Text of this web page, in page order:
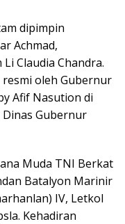
dipimpin
Achmad,
Claudia Chandra.
oleh Gubernur
Afif Nasution di
Gubernur
Muda TNI Berkat
Batalyon Marinir
IV, Letkol
Kehadiran